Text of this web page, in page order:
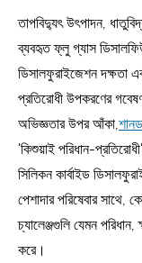
তাপবিদ্যুৎ উৎপাদন,
ব্যবহৃত ফ্লু গ্যাস
ডিসালফুরাইজেশন দক্ষতা
প্রতিরোধী উপকরণের
অভিজ্ঞতার উপর আঁকা,
'কিশুয়াই পরিধান-
সিলিকন কার্বাইড
পেশাদার পরিষেবার সাথে,
চ্যালেঞ্জগুলি যেমন
করে।